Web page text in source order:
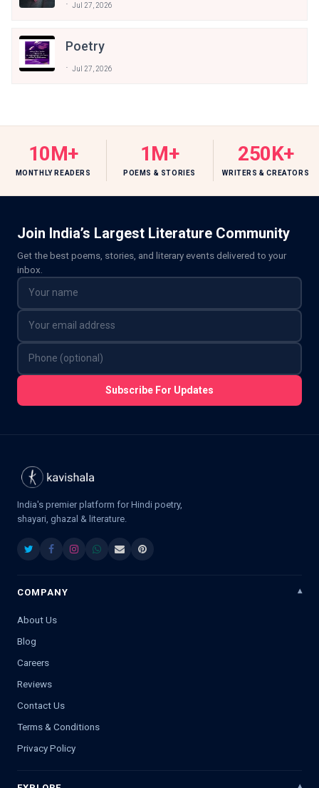
Jul 27, 2026
Poetry
Jul 27, 2026
10M+
MONTHLY READERS
1M+
POEMS & STORIES
250K+
WRITERS & CREATORS
Join India’s Largest Literature Community
Get the best poems, stories, and literary events delivered to your
inbox.
Subscribe For Updates
India's premier platform for Hindi poetry,
shayari, ghazal & literature.
COMPANY
About Us
Blog
Careers
Reviews
Contact Us
Terms & Conditions
Privacy Policy